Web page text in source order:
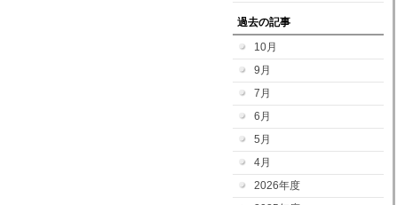
過去の記事
10月
9月
7月
6月
5月
4月
2026年度